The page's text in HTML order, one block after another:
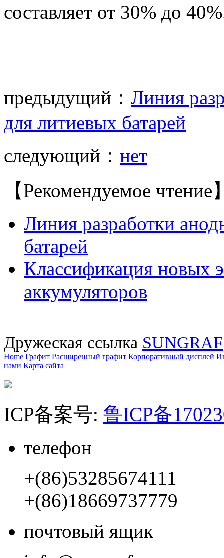
составляет от 30% до
предыдущий： Линия
для литиевых батарей
следующий： нет
【Рекомендуемое чтение
Линия разработки
батарей
Классификация новых
аккумуляторов
Дружеская ссылка SUNGRAF
Home Графит Расширенный графит Корпоративный дисплей
нами Карта сайта
ICP备案号: 鲁ICP备
телефон
+(86)53285674111
+(86)18669737779
почтовый ящик